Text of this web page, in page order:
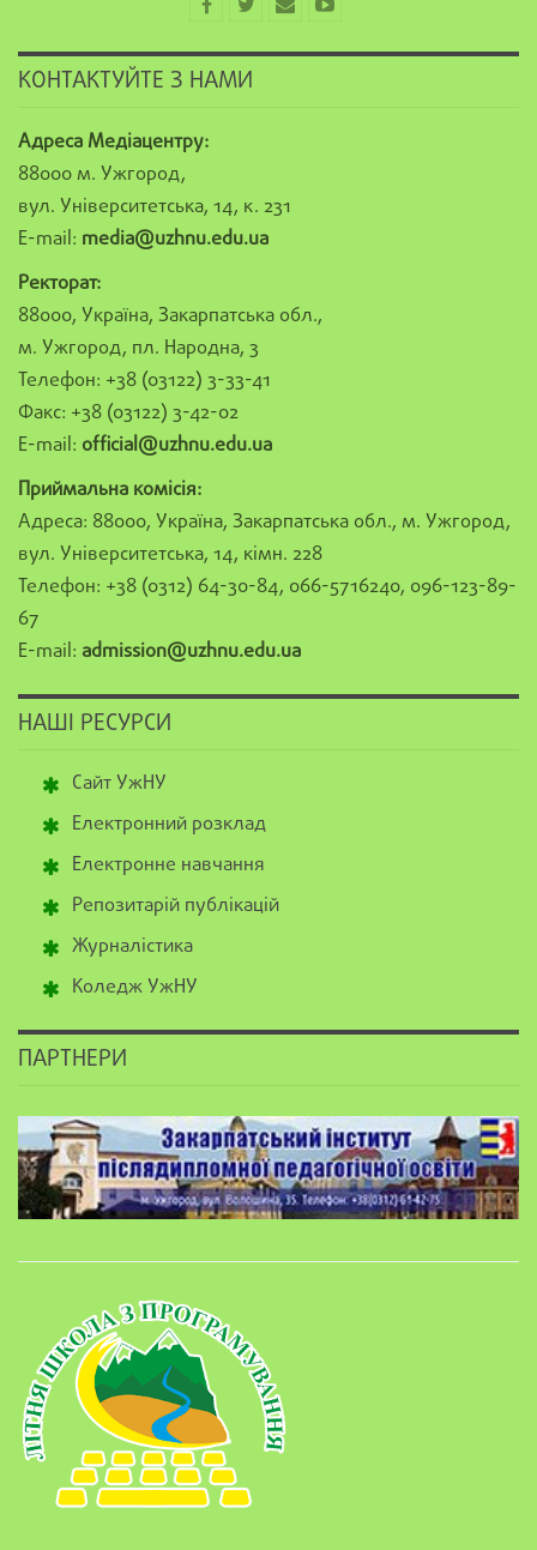
КОНТАКТУЙТЕ З НАМИ
Адреса Медіацентру:
88000 м. Ужгород,
вул. Університетська, 14, к. 231
E-mail: media@uzhnu.edu.ua
Ректорат:
88000, Україна, Закарпатська обл.,
м. Ужгород, пл. Народна, 3
Телефон: +38 (03122) 3-33-41
Факс: +38 (03122) 3-42-02
E-mail: official@uzhnu.edu.ua
Приймальна комісія:
Адреса: 88000, Україна, Закарпатська обл., м. Ужгород,
вул. Університетська, 14, кімн. 228
Телефон: +38 (0312) 64-30-84, 066-5716240, 096-123-89-
67
E-mail: admission@uzhnu.edu.ua
НАШІ РЕСУРСИ
Сайт УжНУ
Електронний розклад
Електронне навчання
Репозитарій публікацій
Журналістика
Коледж УжНУ
ПАРТНЕРИ